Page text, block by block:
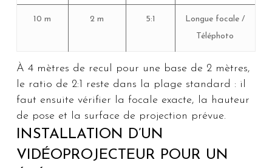
10 m 2 m 5:1
Longue focale /
Téléphoto
À 4 mètres de recul pour une base de 2 mètres,
le ratio de 2:1 reste dans la plage standard : il
faut ensuite vérifier la focale exacte, la hauteur
de pose et la surface de projection prévue.
INSTALLATION D’UN
VIDÉOPROJECTEUR POUR UN